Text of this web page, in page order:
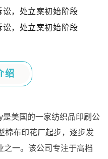
， 处立案初始阶段
， 处立案初始阶段
绍
是美国的一家纺织品印刷公
棉布印花厂起步，逐步发
之一。该公司专注于高档